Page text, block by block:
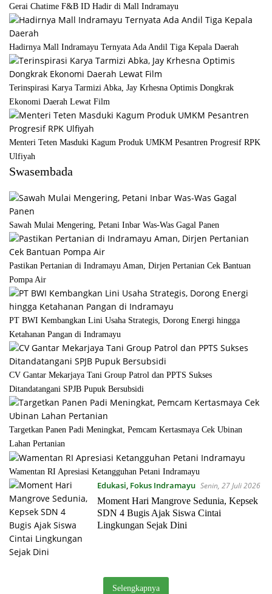
Gerai Chatime F&B ID Hadir di Mall Indramayu
Hadirnya Mall Indramayu Ternyata Ada Andil Tiga Kepala Daerah
Terinspirasi Karya Tarmizi Abka, Jay Krhesna Optimis Dongkrak
Ekonomi Daerah Lewat Film
Menteri Teten Masduki Kagum Produk UMKM Pesantren Progresif RPK
Ulfiyah
Swasembada
Sawah Mulai Mengering, Petani Inbar Was-Was Gagal Panen
Pastikan Pertanian di Indramayu Aman, Dirjen Pertanian Cek Bantuan
Pompa Air
PT BWI Kembangkan Lini Usaha Strategis, Dorong Energi hingga
Ketahanan Pangan di Indramayu
CV Gantar Mekarjaya Tani Group Patrol dan PPTS Sukses
Ditandatangani SPJB Pupuk Bersubsidi
Targetkan Panen Padi Meningkat, Pemcam Kertasmaya Cek Ubinan
Lahan Pertanian
Wamentan RI Apresiasi Ketangguhan Petani Indramayu
Edukasi, Fokus Indramayu Senin, 27 Juli 2026
Moment Hari Mangrove Sedunia, Kepsek
SDN 4 Bugis Ajak Siswa Cintai
Lingkungan Sejak Dini
Selengkapnya